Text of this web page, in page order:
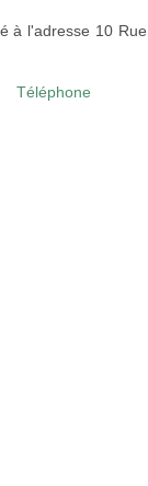
à l'adresse 10 Rue
Téléphone